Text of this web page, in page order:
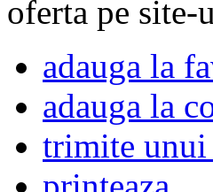
oferta pe site-
adauga la
adauga la
trimite unui